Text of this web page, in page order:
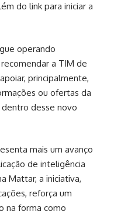
do link para iniciar a
operando
a TIM de
principalmente,
ou ofertas da
desse novo
mais um avanço
de inteligência
Mattar, a iniciativa,
reforça um
na forma como